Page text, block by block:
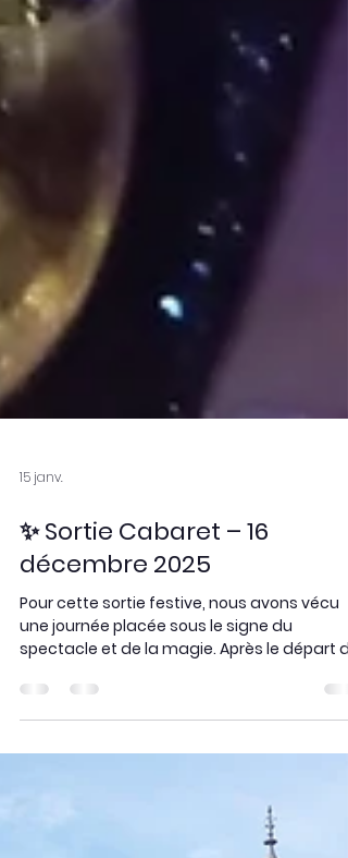
15 janv.
✨ Sortie Cabaret – 16
décembre 2025
Pour cette sortie festive, nous avons vécu
Larmor-Plage, nous avons rejoint le cabaret
inoubliable. Entre danse, chant, humour et
numéros aériens, la revue “Équinoxe” nous a
plongés dans un univers aussi élégant que